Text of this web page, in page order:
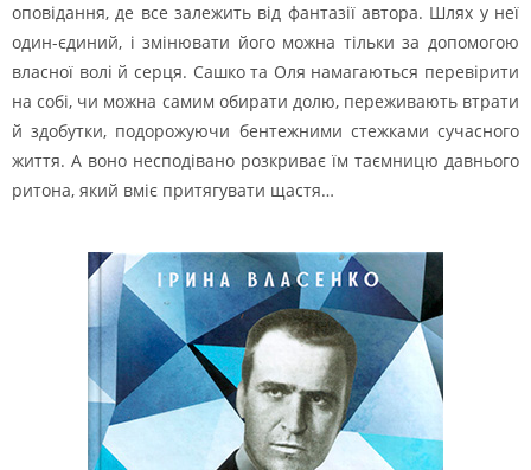
оповідання, де все залежить від фантазії автора. Шлях у неї
один-єдиний, і змінювати його можна тільки за допомогою
власної волі й серця. Сашко та Оля намагаються перевірити
на собі, чи можна самим обирати долю, переживають втрати
й здобутки, подорожуючи бентежними стежками сучасного
життя. А воно несподівано розкриває їм таємницю давнього
ритона, який вміє притягувати щастя…